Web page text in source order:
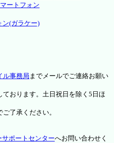
ートフォン
(ガラケー)
ル事務局 までメールでご連絡お願い
おります。土日祝日を除く5日ほ
了承ください。
ポートセンターへお問い合わせく